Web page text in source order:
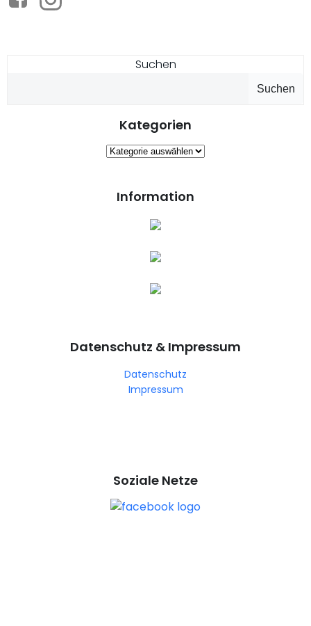
Suchen
Suchen
Kategorien
Kategorien
Information
Datenschutz & Impressum
Datenschutz
Impressum
Soziale Netze